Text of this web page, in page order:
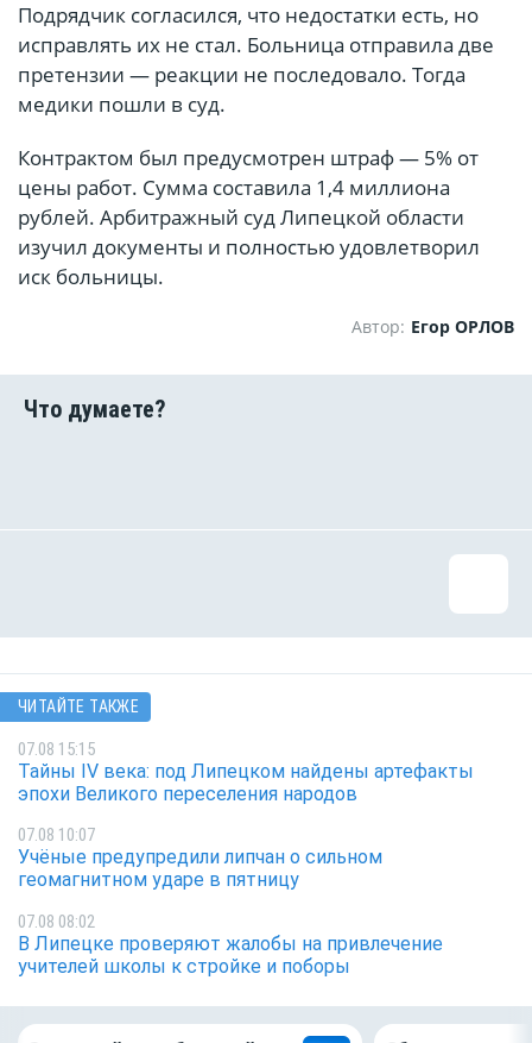
Подрядчик согласился, что недостатки есть, но
исправлять их не стал. Больница отправила две
претензии — реакции не последовало. Тогда
медики пошли в суд.
Контрактом был предусмотрен штраф — 5% от
цены работ. Сумма составила 1,4 миллиона
рублей. Арбитражный суд Липецкой области
изучил документы и полностью удовлетворил
иск больницы.
Автор: Егор ОРЛОВ
ЧИТАЙТЕ ТАКЖЕ
07.08 15:15
Тайны IV века: под Липецком найдены артефакты
эпохи Великого переселения народов
07.08 10:07
Учёные предупредили липчан о сильном
геомагнитном ударе в пятницу
07.08 08:02
В Липецке проверяют жалобы на привлечение
учителей школы к стройке и поборы